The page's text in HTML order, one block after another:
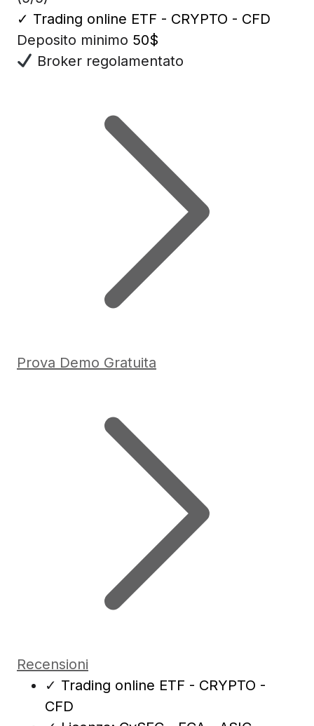
✓ Trading online ETF - CRYPTO - CFD
Deposito minimo 50$
Broker regolamentato
Prova Demo Gratuita
Recensioni
✓ Trading online ETF - CRYPTO -
CFD